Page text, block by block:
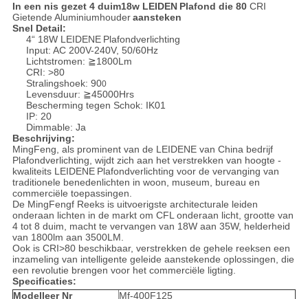
In een nis gezet 4 duim18w LEIDEN Plafond die 80CRI
Gietende Aluminiumhouderaansteken
Snel Detail:
4“ 18WLEIDENE Plafondverlichting
Input: AC 200V-240V, 50/60Hz
Lichtstromen: ≧1800Lm
CRI: >80
Stralingshoek: 900
Levensduur: ≧45000Hrs
Bescherming tegen Schok: IK01
IP: 20
Dimmable: Ja
Beschrijving:
MingFeng, als prominent van de LEIDENE van China bedrijf
Plafondverlichting, wijdt zich aan het verstrekken van hoogte -
kwaliteitsLEIDENE Plafondverlichting voor de vervanging van
traditionele benedenlichten in woon, museum, bureau en
commerciële toepassingen.
De MingFengf Reeks is uitvoerigste architecturale leiden
onderaan lichten in de markt om CFL onderaan licht, grootte van
4 tot 8 duim, macht te vervangen van 18W aan 35W, helderheid
van 1800lm aan 3500LM.
Ook is CRI>80 beschikbaar, verstrekken de gehele reeksen een
inzameling van intelligente geleide aanstekende oplossingen, die
een revolutie brengen voor het commerciële ligting.
Specificaties:
Modelleer Nr
Mf-400F125